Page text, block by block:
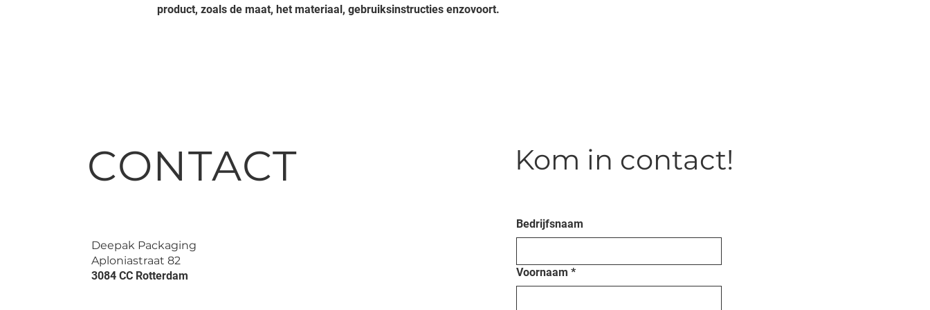
product, zoals de maat, het materiaal, gebruiksinstructies enzovoort.
CONTACT
Deepak Packaging
Aploniastraat 82
3084 CC Rotterdam
Kom in contact!
Bedrijfsnaam
Voornaam *